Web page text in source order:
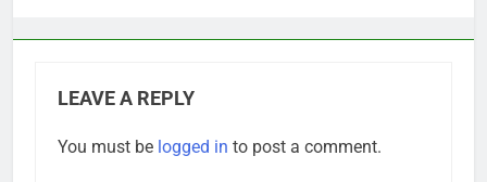
LEAVE A REPLY
You must be logged in to post a comment.